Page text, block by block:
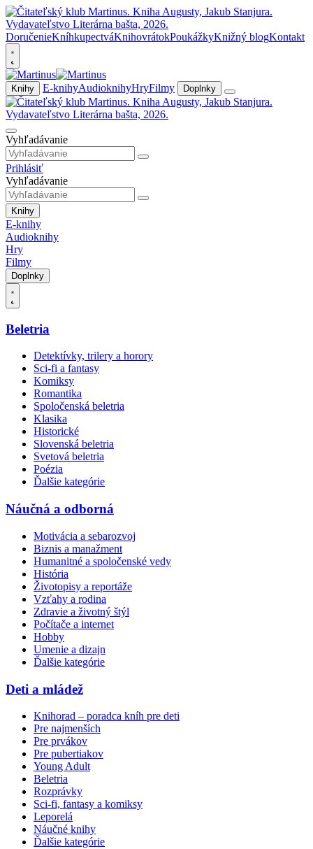
DoručenieKníhkupectváKnihovrátokPoukážkyKnižný blogKontakt
Knihy E-knihyAudioknihyHryFilmy Doplnky
Vyhľadávanie
Prihlásiť
Vyhľadávanie
Knihy
E-knihy
Audioknihy
Hry
Filmy
Doplnky
Beletria
Detektívky, trilery a horory
Sci-fi a fantasy
Komiksy
Romantika
Spoločenská beletria
Klasika
Historické
Slovenská beletria
Svetová beletria
Poézia
Ďalšie kategórie
Náučná a odborná
Motivácia a sebarozvoj
Biznis a manažment
Humanitné a spoločenské vedy
História
Životopisy a reportáže
Vzťahy a rodina
Zdravie a životný štýl
Počítače a internet
Hobby
Umenie a dizajn
Ďalšie kategórie
Deti a mládež
Knihorad – poradca kníh pre deti
Pre najmenších
Pre prvákov
Pre pubertiakov
Young Adult
Beletria
Rozprávky
Sci-fi, fantasy a komiksy
Leporelá
Náučné knihy
Ďalšie kategórie